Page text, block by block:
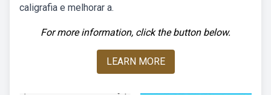
caligrafia e melhorar a.
For more information, click the button below.
LEARN MORE